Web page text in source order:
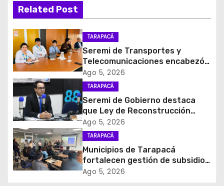
a
c
i
ó
n
d
e
e
Related Post
TARAPACÁ
Seremi de Transportes y
Telecomunicaciones encabezó
primera mesa de coordinación
para el retiro de cables en
desuso en Iquique
Ago 5, 2026
TARAPACÁ
Seremi de Gobierno destaca
que Ley de Reconstrucción
Nacional impulsará la inversión
y el empleo en Tarapacá
Ago 5, 2026
TARAPACÁ
Municipios de Tarapacá
fortalecen gestión de subsidios
de agua potable en jornada
Ago 5, 2026